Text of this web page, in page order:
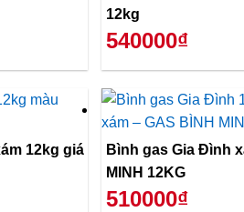
12kg
540000₫
12kg giá
Bình gas Gia Đình
MINH 12KG
510000₫